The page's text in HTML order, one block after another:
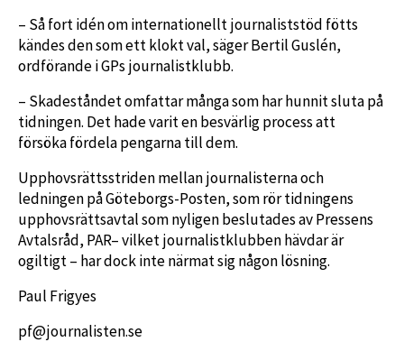
– Så fort idén om internationellt journaliststöd fötts
kändes den som ett klokt val, säger Bertil Guslén,
ordförande i GPs journalistklubb.
– Skadeståndet omfattar många som har hunnit sluta på
tidningen. Det hade varit en besvärlig process att
försöka fördela pengarna till dem.
Upphovsrättsstriden mellan journalisterna och
ledningen på Göteborgs-Posten, som rör tidningens
upphovsrättsavtal som nyligen beslutades av Pressens
Avtalsråd, PAR– vilket journalistklubben hävdar är
ogiltigt – har dock inte närmat sig någon lösning.
Paul Frigyes
pf@journalisten.se